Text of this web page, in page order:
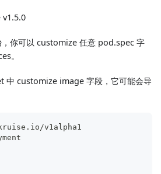
v1.5.0
你可以 customize 任意 pod.spec 字
。
中 customize image 字段，它可能会导
v1alpha1